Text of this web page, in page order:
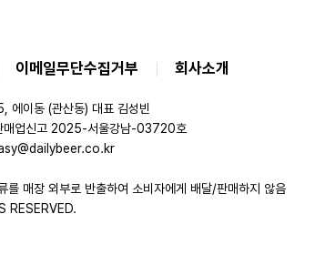
이메일무단수집거부 회사소개
에이동 (관산동) 대표 김성빈
매업신고 2025-서울강남-03720호
를 매장 외부로 반출하여 소비자에게 배달/판매하지 않음
RESERVED.